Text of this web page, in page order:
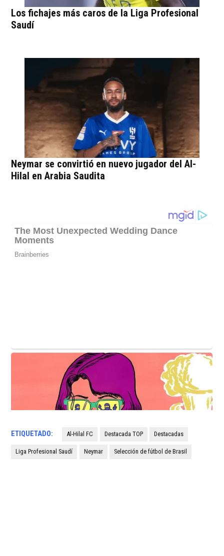
Los fichajes más caros de la Liga Profesional
Saudí
Neymar se convirtió en nuevo jugador del Al-
Hilal en Arabia Saudita